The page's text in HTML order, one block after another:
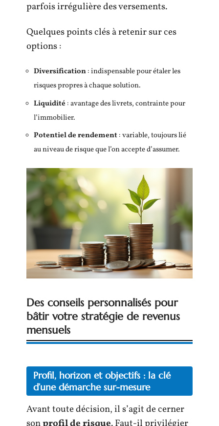
parfois irrégulière des versements.
Quelques points clés à retenir sur ces
options :
Diversification: indispensable pour étaler les
risques propres à chaque solution.
Liquidité : avantage des livrets, contrainte pour
l’immobilier.
Potentiel de rendement: variable, toujours lié
au niveau de risque que l’on accepte d’assumer.
Des conseils personnalisés pour
bâtir votre stratégie de revenus
mensuels
Profil, horizon et objectifs : la clé
d’une démarche sur-mesure
Avant toute décision, il s’agit de cerner